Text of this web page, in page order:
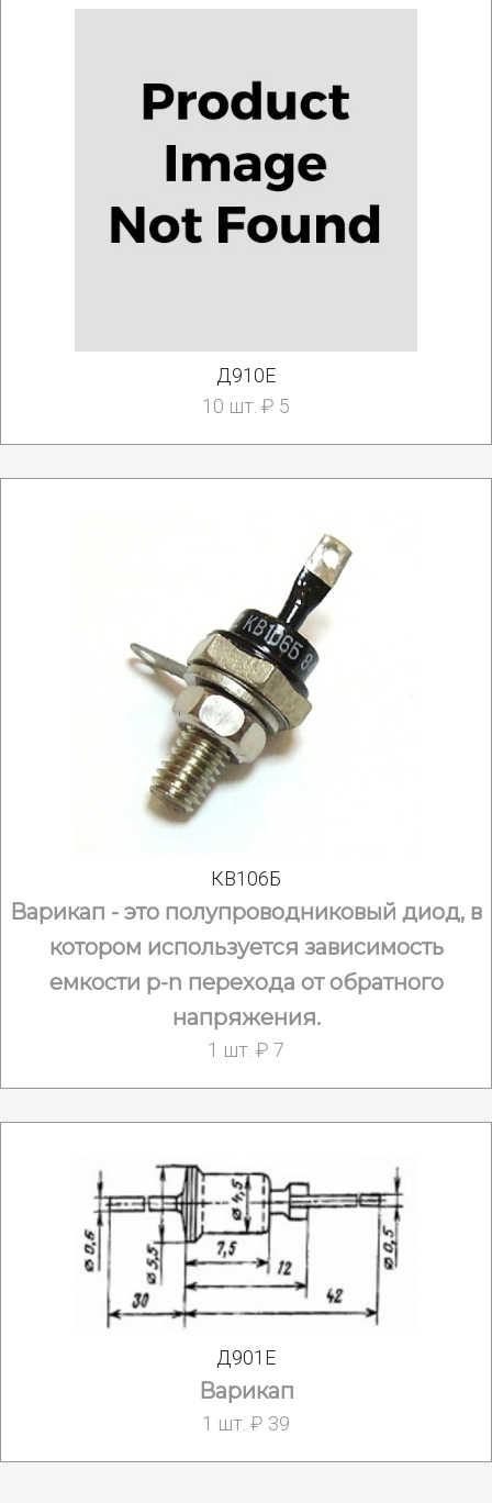
Д910Е
10 шт. ₽ 5
КВ106Б
Варикап - это полупроводниковый диод, в
котором используется зависимость
емкости p-n перехода от обратного
напряжения.
1 шт. ₽ 7
Д901Е
Варикап
1 шт. ₽ 39